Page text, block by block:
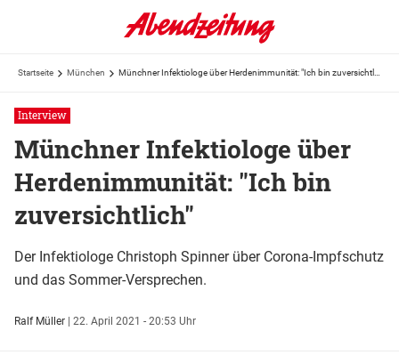
Startseite München
Interview
Münchner Infektiologe über
Herdenimmunität: "Ich bin
zuversichtlich"
Der Infektiologe Christoph Spinner über Corona-Impfschutz
und das Sommer-Versprechen.
Ralf Müller 22. April 2021 - 20:53 Uhr